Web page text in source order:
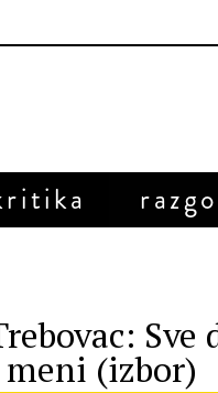
Sve
(izbor)